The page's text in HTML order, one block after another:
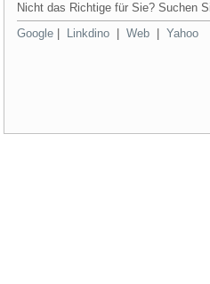
Nicht das Richtige für Sie? Suchen
Google
Linkdino Web Yahoo